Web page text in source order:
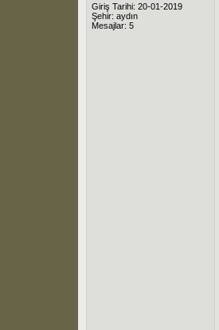
Giriş Tarihi: 20-01-2019
Şehir: аydın
Mesajlar: 5